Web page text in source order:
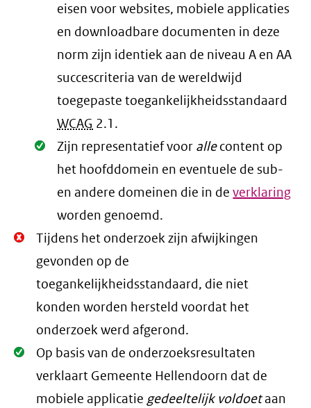
eisen voor websites, mobiele applicaties
en downloadbare documenten in deze
norm zijn identiek aan de niveau A en AA
succescriteria van de wereldwijd
toegepaste toegankelijkheidsstandaard
WCAG 2.1 .
Oké.
Zijn representatief voor allecontent op
het hoofddomein en eventuele de sub-
en andere domeinen die in deverklaring
worden genoemd.
Niet
Oké.
Tijdens het onderzoek zijn afwijkingen
gevonden op de
toegankelijkheidsstandaard, die niet
konden worden hersteld voordat het
onderzoek werd afgerond.
Oké.
Op basis van de onderzoeksresultaten
verklaart Gemeente Hellendoorn dat de
mobiele applicatiegedeeltelijk voldoetaan